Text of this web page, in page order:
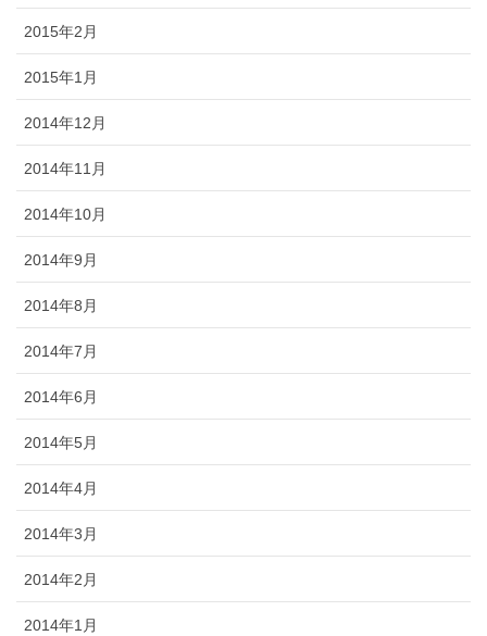
2015年2月
2015年1月
2014年12月
2014年11月
2014年10月
2014年9月
2014年8月
2014年7月
2014年6月
2014年5月
2014年4月
2014年3月
2014年2月
2014年1月